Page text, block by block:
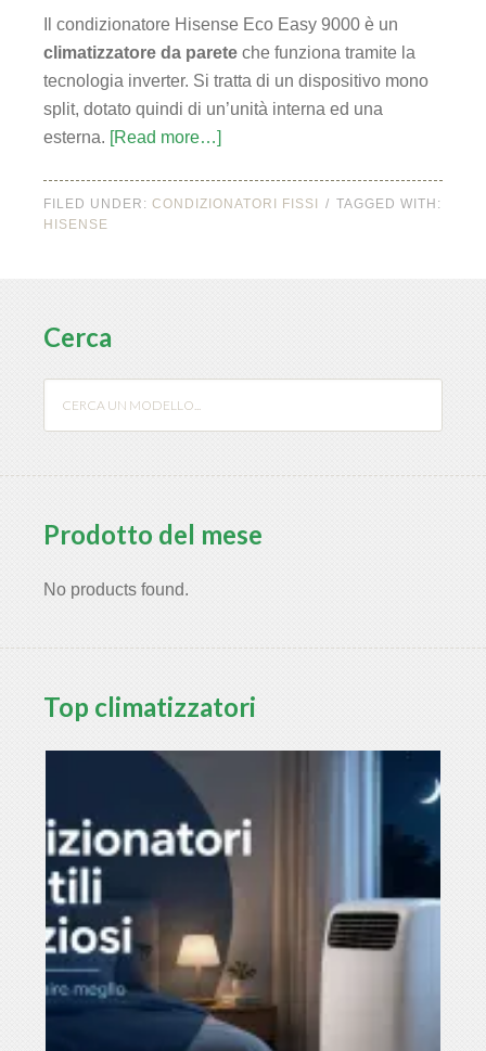
Il condizionatore Hisense Eco Easy 9000 è un
climatizzatore da parete che funziona tramite la
tecnologia inverter. Si tratta di un dispositivo mono
split, dotato quindi di un’unità interna ed una
esterna. [Read more…]
FILED UNDER: CONDIZIONATORI FISSI
TAGGED WITH:
HISENSE
Cerca
Prodotto del mese
No products found.
Top climatizzatori